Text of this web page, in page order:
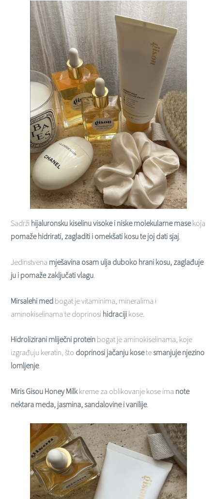
Sadrži hijaluronsku kiselinu visoke i niske molekularne masekoja
pomaže hidrirati, zagladiti i omekšati kosu te joj dati sjaj.
Jedinstvena mješavina osam ulja duboko hrani kosu, zaglađuje
ju i pomaže zaključati vlagu.
Mirsalehi med bogat je vitaminima, mineralima i
aminokiselinama te doprinosi hidraciji kose.
Hidrolizirani mliječni protein bogat je aminokiselinama, koje
izgrađuju keratin, što doprinosi jačanju kosete smanjuje njezino
lomljenje.
Miris Gisou Honey Milk kreme za oblikovanje kose ima note
nektara meda, jasmina, sandalovine i vanilije.